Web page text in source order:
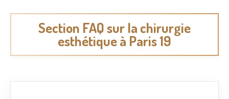
Section FAQ sur la chirurgie
esthétique à Paris 19